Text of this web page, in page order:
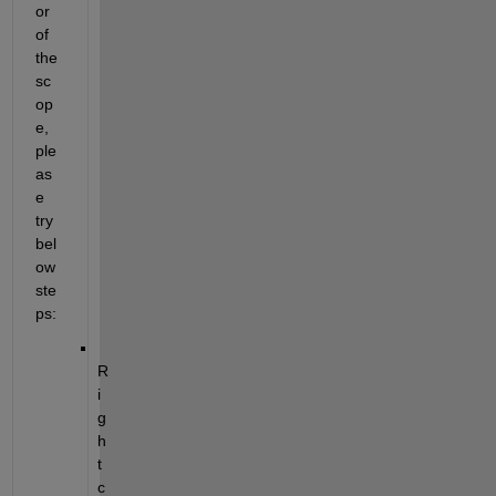
or
of
the
sc
op
e,
ple
as
e
try
bel
ow
ste
ps:
R
i
g
h
t
c